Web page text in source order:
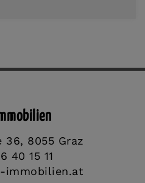
36, 8055 Graz
40 15 11
immobilien.at